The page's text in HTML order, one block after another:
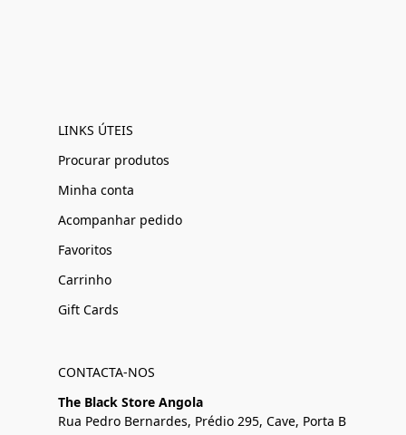
LINKS ÚTEIS
Procurar produtos
Minha conta
Acompanhar pedido
Favoritos
Carrinho
Gift Cards
CONTACTA-NOS
The Black Store Angola
Rua Pedro Bernardes, Prédio 295, Cave, Porta B